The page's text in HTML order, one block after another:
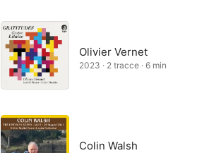
Olivier Vernet
2023 · 2 tracce · 6 min
Colin Walsh